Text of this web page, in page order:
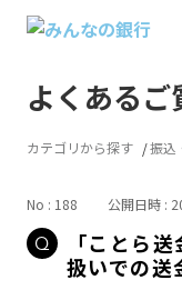
よくあるご
カテゴリから探す 振込
No : 188 公開日時 :
「ことら
扱いでの送